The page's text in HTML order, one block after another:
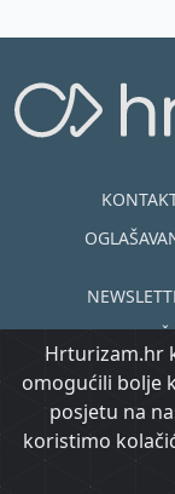
Hrturizam.hr
omogućili bolje
posjetu na
koristimo
UVJETI
© Copyright
2015.-2026.